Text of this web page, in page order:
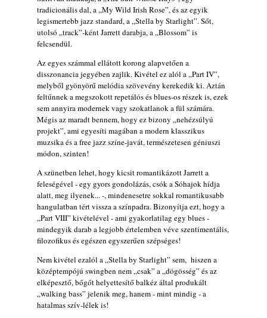
2026. augusztus 01.
2026-os jazzfesztiválok, amelyekről én is
tudok… 18. rész: Zempléni Fesztivál
2026. augusztus 01.
Jazz-rock albumok 1986-ból - John Scofield
„Still Warm”
2026. augusztus 01.
Ma 40 éves Gyarmati Gábor és 54 éves
Florian Ross
2026. augusztus 01.
Vér, tornádó és jazz – megjelent a Daveform
Quintet és Kurt Rosenwinkel közös
lemezének új előfutára, a Sharknado
2026. július 31.
A Grencsoport Lewis Jordan-nel a
Meseházban
Magyar jazzmuzsikus szülők és zenész
gyermekeik – 42. rész: Vörös László +
Vörösné Strausz Eszter + Vörös Bence
2026. július 30.
tradicionális dal, a „My Wild Irish Rose”, és az egyik
legismertebb jazz standard, a „Stella by Starlight”. Sőt,
utolsó „track”-ként Jarrett darabja, a „Blossom” is
felcsendül.
Az egyes számmal ellátott korong alapvetően a
disszonancia jegyében zajlik. Kivétel ez alól a „Part IV”,
melyből gyönyörű melódia szövevény kerekedik ki. Aztán
feltűnnek a megszokott repetálós és blues-os részek is, ezek
sem annyira modernek vagy szokatlanok a fül számára.
Mégis az maradt bennem, hogy ez bizony „nehézsúlyú
projekt”, ami egyesíti magában a modern klasszikus
muzsika és a free jazz színe-javát, természetesen géniuszi
módon, szinten!
A szünetben lehet, hogy kicsit romantikázott Jarrett a
feleségével - egy gyors gondolázás, csók a Sóhajok hídja
alatt, meg ilyenek... -, mindenesetre sokkal romantikusabb
hangulatban tért vissza a színpadra. Bizonyítja ezt, hogy a
„Part VIII” kivételével - ami gyakorlatilag egy blues -
mindegyik darab a legjobb értelemben véve szentimentális,
filozofikus és egészen egyszerűen szépséges!
Nem kivétel ezalól a „Stella by Starlight” sem, hiszen a
középtempójú swingben nem „csak” a „dögösség” és az
elképesztő, bőgőt helyettesítő balkéz által produkált
„walking bass” jelenik meg, hanem - mint mindig - a
hatalmas szív-lélek is!